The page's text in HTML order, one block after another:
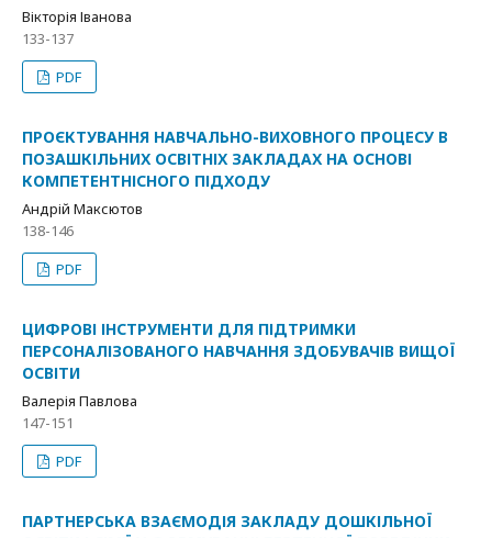
Вікторія Іванова
133-137
PDF
ПРОЄКТУВАННЯ НАВЧАЛЬНО-ВИХОВНОГО ПРОЦЕСУ В
ПОЗАШКІЛЬНИХ ОСВІТНІХ ЗАКЛАДАХ НА ОСНОВІ
КОМПЕТЕНТНІСНОГО ПІДХОДУ
Андрій Максютов
138-146
PDF
ЦИФРОВІ ІНСТРУМЕНТИ ДЛЯ ПІДТРИМКИ
ПЕРСОНАЛІЗОВАНОГО НАВЧАННЯ ЗДОБУВАЧІВ ВИЩОЇ
ОСВІТИ
Валерія Павлова
147-151
PDF
ПАРТНЕРСЬКА ВЗАЄМОДІЯ ЗАКЛАДУ ДОШКІЛЬНОЇ